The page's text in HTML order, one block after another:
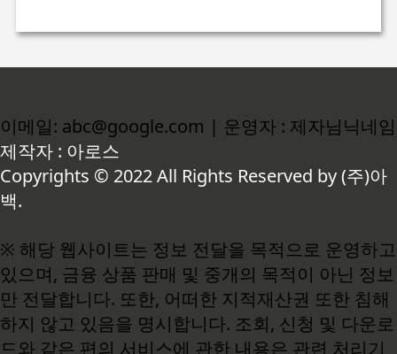
이메일: abc@google.com | 운영자 : 제자님닉네임
제작자 : 아로스
Copyrights © 2022 All Rights Reserved by (주)아
백.
※ 해당 웹사이트는 정보 전달을 목적으로 운영하고
있으며, 금융 상품 판매 및 중개의 목적이 아닌 정보
만 전달합니다. 또한, 어떠한 지적재산권 또한 침해
하지 않고 있음을 명시합니다. 조회, 신청 및 다운로
드와 같은 편의 서비스에 관한 내용은 관련 처리기